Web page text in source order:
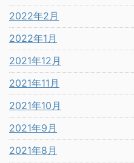
2022年2月
2022年1月
2021年12月
2021年11月
2021年10月
2021年9月
2021年8月